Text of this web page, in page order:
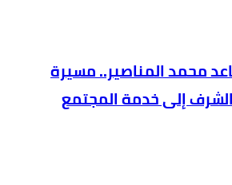
محمد المناصير.. مسيرة
إلى خدمة المجتمع